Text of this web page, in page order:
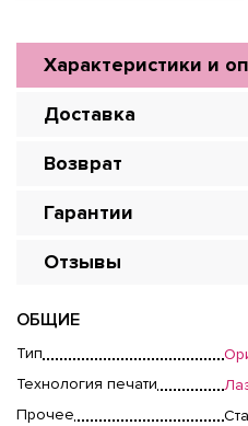
Характеристики и
Доставка
Возврат
Гарантии
Отзывы
ОБЩИЕ
Тип
Технология печати
Прочее